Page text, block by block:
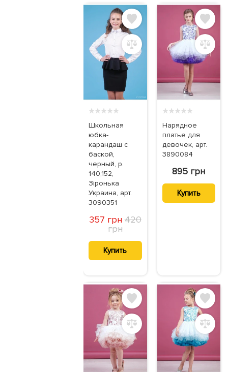
★★★★★
Школьная
юбка-
карандаш с
баской,
черный, р.
140,152,
Зіронька
Украина, арт.
3090351
357 грн 420
грн
Купить
★★★★★
Нарядное
платье для
девочек, арт.
3890084
895 грн
Купить